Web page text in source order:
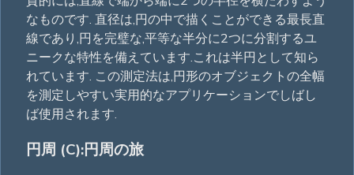
なものです. 直径は,円の中で描くことができる最長直
線であり,円を完璧な,平等な半分に2つに分割するユ
ニークな特性を備えています.これは半円として知ら
れています. この測定法は,円形のオブジェクトの全幅
を測定しやすい実用的なアプリケーションでしばし
ば使用されます.
円周 (C):円周の旅